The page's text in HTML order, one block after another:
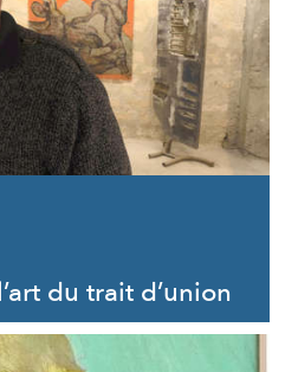
du trait d’union